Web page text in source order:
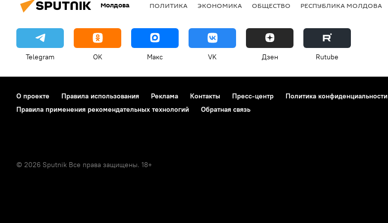
Молдова ПОЛИТИКА ЭКОНОМИКА ОБЩЕСТВО РЕСПУБЛИКА МОЛДОВА
Telegram OK Макс VK Дзен Rutube
О проекте Правила использования Реклама Контакты Пресс-центр Политика конфиденциальности
Правила применения рекомендательных технологий
Обратная связь
© 2026 Sputnik Все права защищены. 18+